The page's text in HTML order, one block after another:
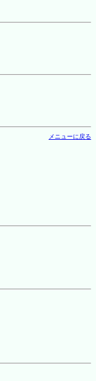
メニューに戻る